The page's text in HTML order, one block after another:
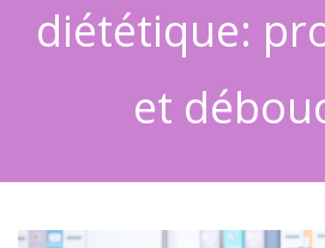
diététique:
et